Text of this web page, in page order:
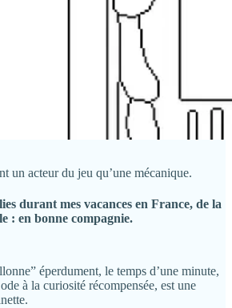
un acteur du jeu qu’une mécanique.
durant mes vacances en France, de la
: en bonne compagnie.
éperdument, le temps d’une minute,
à la curiosité récompensée, est une